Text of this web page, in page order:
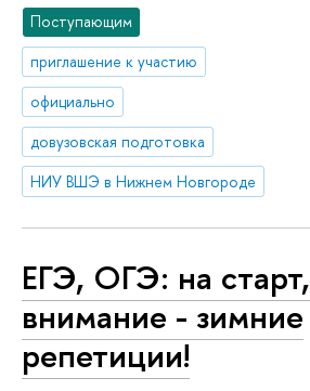
Поступающим
приглашение к участию
официально
довузовская подготовка
НИУ ВШЭ в Нижнем Новгороде
ЕГЭ, ОГЭ: на старт,
внимание - зимние
репетиции!